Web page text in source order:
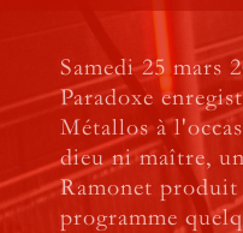
Samedi 25 mars
Paradoxe
Métallos à
dieu ni maître,
Ramonet
programme